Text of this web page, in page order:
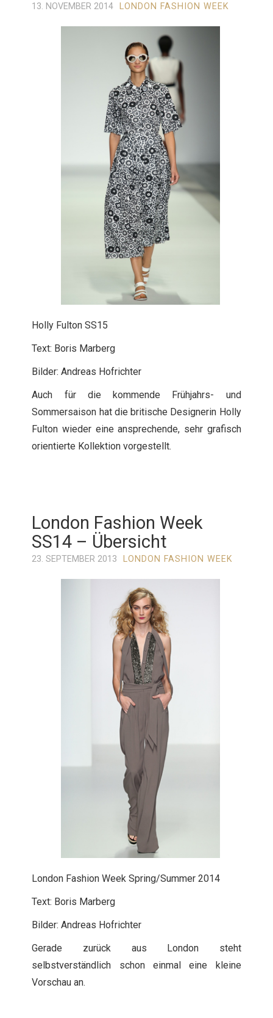
13. NOVEMBER 2014 LONDON FASHION WEEK
Holly Fulton SS15
Text: Boris Marberg
Bilder: Andreas Hofrichter
Auch für die kommende Frühjahrs- und
Sommersaison hat die britische Designerin Holly
Fulton wieder eine ansprechende, sehr grafisch
orientierte Kollektion vorgestellt.
London Fashion Week
SS14 – Übersicht
23. SEPTEMBER 2013 LONDON FASHION WEEK
London Fashion Week Spring/Summer 2014
Text: Boris Marberg
Bilder: Andreas Hofrichter
Gerade zurück aus London steht
selbstverständlich schon einmal eine kleine
Vorschau an.